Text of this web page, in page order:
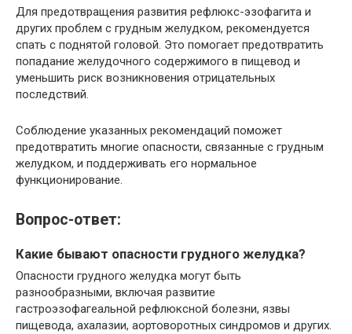
Для предотвращения развития рефлюкс-эзофагита и
других проблем с грудным желудком, рекомендуется
спать с поднятой головой. Это помогает предотвратить
попадание желудочного содержимого в пищевод и
уменьшить риск возникновения отрицательных
последствий.
Соблюдение указанных рекомендаций поможет
предотвратить многие опасности, связанные с грудным
желудком, и поддерживать его нормальное
функционирование.
Вопрос-ответ:
Какие бывают опасности грудного желудка?
Опасности грудного желудка могут быть
разнообразными, включая развитие
гастроэзофагеальной рефлюксной болезни, язвы
пищевода, ахалазии, аортоворотных синдромов и других.